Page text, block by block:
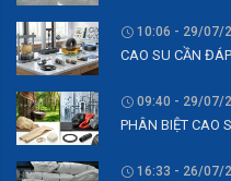
10:06 - 29/07/
CAO SU CẦN
09:40 - 29/07/
PHÂN BIỆT CAO
16:33 - 26/07/